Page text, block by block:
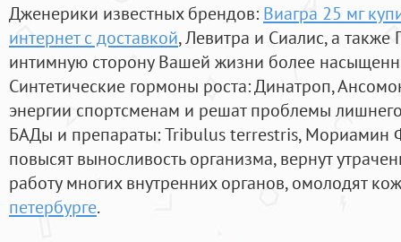
Дженерики известных брендов: Виагра 25 мг
интернет с доставкой, Левитра и Сиалис, а также
интимную сторону Вашей жизни более
Синтетические гормоны роста: Динатроп,
энергии спортсменам и решат проблемы
БАДы и препараты:Tribulus terrestris, Мориамин
повысят выносливость организма, вернут
работу многих внутренних органов, омолодят
петербурге.